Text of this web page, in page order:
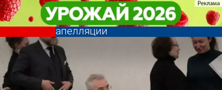
Стало известно, на что
Белозерцев делал упор в своей
апелляции
Криминал Стало известно, на что
Белозерцев делал упор в своей
апелляции
Криминал
Другие
Погода и